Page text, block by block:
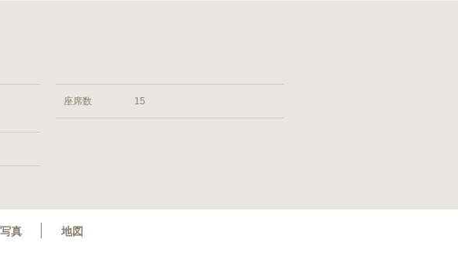
座席数 15
写真 地図